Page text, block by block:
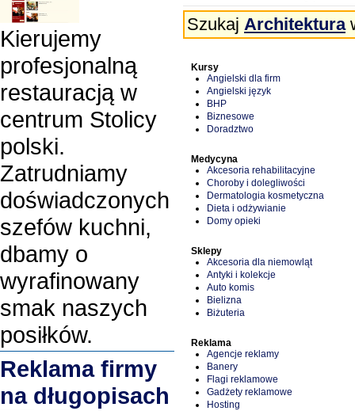
Szukaj Architektura
Kursy
Angielski dla firm
Angielski język
BHP
Biznesowe
Doradztwo
Medycyna
Akcesoria rehabilitacyjne
Choroby i dolegliwości
Dermatologia kosmetyczna
Dieta i odżywianie
Domy opieki
Sklepy
Akcesoria dla niemowląt
Antyki i kolekcje
Auto komis
Bielizna
Biżuteria
Reklama
Agencje reklamy
Banery
Flagi reklamowe
Gadżety reklamowe
Hosting
Kierujemy
profesjonalną
restauracją w
centrum Stolicy
polski.
Zatrudniamy
doświadczonych
szefów kuchni,
dbamy o
wyrafinowany
smak naszych
posiłków.
Reklama firmy
na długopisach